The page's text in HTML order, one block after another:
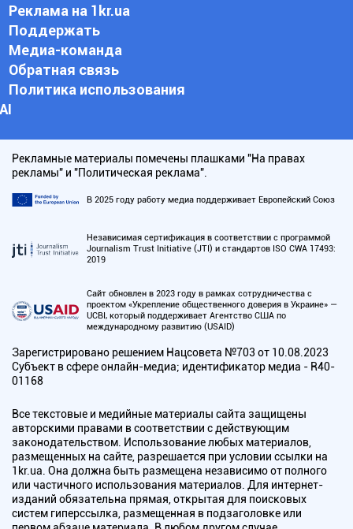
Реклама на 1kr.ua
Поддержать
Медиа-команда
Обратная связь
Политика использования
АI
Рекламные материалы помечены плашками "На правах
рекламы" и "Политическая реклама".
В 2025 году работу медиа поддерживает Европейский Союз
Независимая сертификация в соответствии с программой
Journalism Trust Initiative (JTI) и стандартов ISO CWA 17493:
2019
Сайт обновлен в 2023 году в рамках сотрудничества с
проектом «Укрепление общественного доверия в Украине» —
UCBI, который поддерживает Агентство США по
международному развитию (USAID)
Зарегистрировано решением Нацсовета №703 от 10.08.2023
Субъект в сфере онлайн-медиа; идентификатор медиа - R40-
01168
Все текстовые и медийные материалы сайта защищены
авторскими правами в соответствии с действующим
законодательством. Использование любых материалов,
размещенных на сайте, разрешается при условии ссылки на
1kr.ua. Она должна быть размещена независимо от полного
или частичного использования материалов. Для интернет-
изданий обязательна прямая, открытая для поисковых
систем гиперссылка, размещенная в подзаголовке или